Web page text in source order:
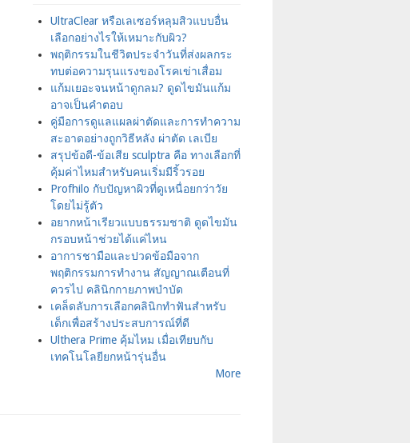
UltraClear หรือเลเซอร์หลุมสิวแบบอื่น
เลือกอย่างไรให้เหมาะกับผิว?
พฤติกรรมในชีวิตประจำวันที่ส่งผลกระ
ทบต่อความรุนแรงของโรคเข่าเสื่อม
แก้มเยอะจนหน้าดูกลม? ดูดไขมันแก้ม
อาจเป็นคำตอบ
คู่มือการดูแลแผลผ่าตัดและการทำความ
สะอาดอย่างถูกวิธีหลัง ผ่าตัด เลเบีย
สรุปข้อดี-ข้อเสีย sculptra คือ ทางเลือกที่
คุ้มค่าไหมสำหรับคนเริ่มมีริ้วรอย
Profhilo กับปัญหาผิวที่ดูเหนื่อยกว่าวัย
โดยไม่รู้ตัว
อยากหน้าเรียวแบบธรรมชาติ ดูดไขมัน
กรอบหน้าช่วยได้แค่ไหน
อาการชามือและปวดข้อมือจาก
พฤติกรรมการทำงาน สัญญาณเตือนที่
ควรไป คลินิกกายภาพบำบัด
เคล็ดลับการเลือกคลินิกทำฟันสำหรับ
เด็กเพื่อสร้างประสบการณ์ที่ดี
Ulthera Prime คุ้มไหม เมื่อเทียบกับ
เทคโนโลยียกหน้ารุ่นอื่น
More